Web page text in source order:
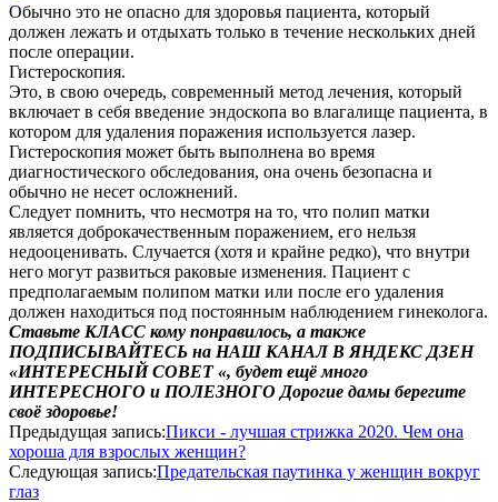
Обычно это не опасно для здоровья пациента, который
должен лежать и отдыхать только в течение нескольких дней
после операции.
Гистероскопия.
Это, в свою очередь, современный метод лечения, который
включает в себя введение эндоскопа во влагалище пациента, в
котором для удаления поражения используется лазер.
Гистероскопия может быть выполнена во время
диагностического обследования, она очень безопасна и
обычно не несет осложнений.
Следует помнить, что несмотря на то, что полип матки
является доброкачественным поражением, его нельзя
недооценивать. Случается (хотя и крайне редко), что внутри
него могут развиться раковые изменения. Пациент с
предполагаемым полипом матки или после его удаления
должен находиться под постоянным наблюдением гинеколога.
Ставьте КЛАСС кому понравилось, а также
ПОДПИСЫВАЙТЕСЬ на НАШ КАНАЛ В ЯНДЕКС ДЗЕН
«ИНТЕРЕСНЫЙ СОВЕТ «, будет ещё много
ИНТЕРЕСНОГО и ПОЛЕЗНОГО Дорогие дамы берегите
своё здоровье!
2020-
06-
27
Предыдущая запись:Пикси - лучшая стрижка 2020. Чем она
хороша для взрослых женщин?
Следующая запись:Предательская паутинка у женщин вокруг
глаз